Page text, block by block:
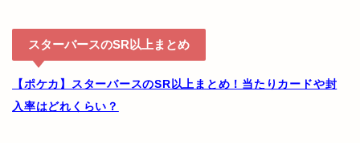
スターバースのSR以上まとめ
【ポケカ】スターバースのSR以上まとめ！当たりカードや封
入率はどれくらい？